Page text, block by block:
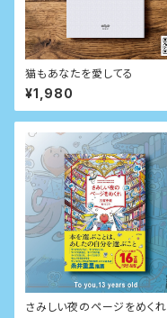
猫もあなたを愛してる
¥1,980
さみしい夜のページをめくれ